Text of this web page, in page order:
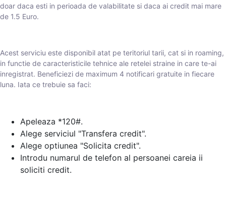
doar daca esti in perioada de valabilitate si daca ai credit mai mare
de 1.5 Euro.
Acest serviciu este disponibil atat pe teritoriul tarii, cat si in roaming,
in functie de caracteristicile tehnice ale retelei straine in care te-ai
inregistrat. Beneficiezi de maximum 4 notificari gratuite in fiecare
luna. Iata ce trebuie sa faci:
Apeleaza *120#.
Alege serviciul "Transfera credit".
Alege optiunea "Solicita credit".
Introdu numarul de telefon al persoanei careia ii
soliciti credit.